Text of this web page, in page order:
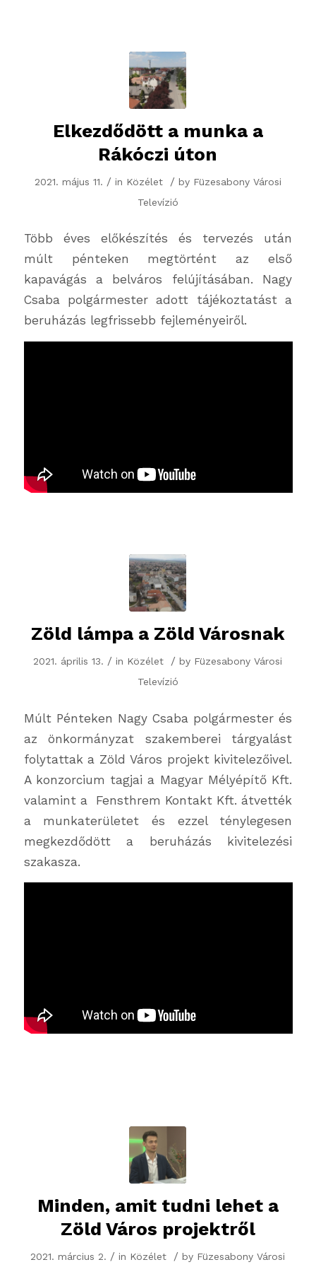
Elkezdődött a munka a
Rákóczi úton
2021. május 11. / in Közélet / by Füzesabony Városi
Televízió
Több éves előkészítés és tervezés után
múlt pénteken megtörtént az első
kapavágás a belváros felújításában. Nagy
Csaba polgármester adott tájékoztatást a
beruházás legfrissebb fejleményeiről.
Zöld lámpa a Zöld Városnak
2021. április 13. / in Közélet / by Füzesabony Városi
Televízió
Múlt Pénteken Nagy Csaba polgármester és
az önkormányzat szakemberei tárgyalást
folytattak a Zöld Város projekt kivitelezőivel.
A konzorcium tagjai a Magyar Mélyépítő Kft.
valamint a Fensthrem Kontakt Kft. átvették
a munkaterületet és ezzel ténylegesen
megkezdődött a beruházás kivitelezési
szakasza.
Minden, amit tudni lehet a
Zöld Város projektről
2021. március 2. / in Közélet / by Füzesabony Városi